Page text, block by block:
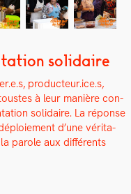
solidaire
producteur.ice.s,
à leur manière con­
sol­idaire. La réponse
d’une véri­ta­
parole aux dif­férents